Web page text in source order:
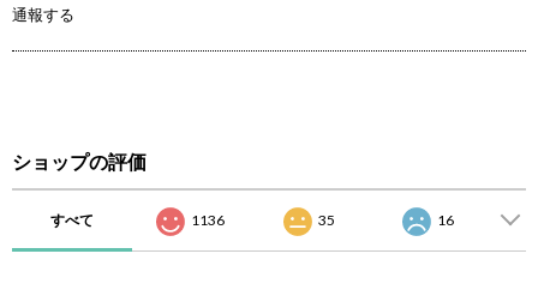
通報する
ショップの評価
すべて 1136 35 16